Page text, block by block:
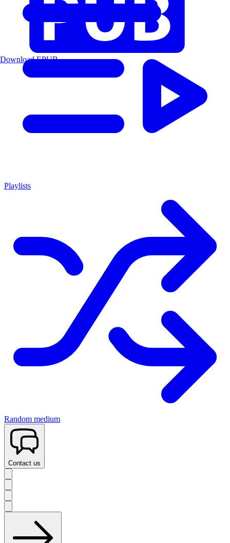
Playlists
Random medium
Contact us
Download EPUB